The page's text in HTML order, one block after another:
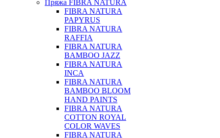
Пряжа FIBRA NATURA
FIBRA NATURA
PAPYRUS
FIBRA NATURA
RAFFIA
FIBRA NATURA
BAMBOO JAZZ
FIBRA NATURA
INCA
FIBRA NATURA
BAMBOO BLOOM
HAND PAINTS
FIBRA NATURA
COTTON ROYAL
COLOR WAVES
FIBRA NATURA